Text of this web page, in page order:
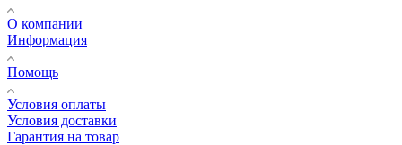
О компании
Информация
Помощь
Условия оплаты
Условия доставки
Гарантия на товар